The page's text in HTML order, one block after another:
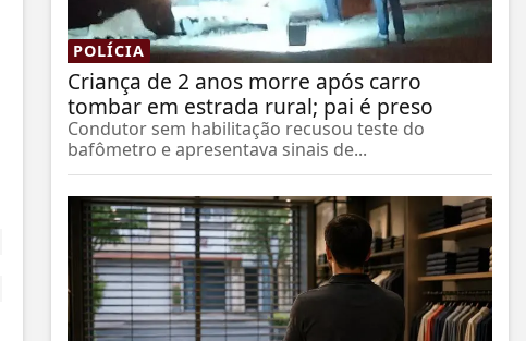
POLÍCIA
Criança de 2 anos morre após carro
tombar em estrada rural; pai é preso
Condutor sem habilitação recusou teste do
bafômetro e apresentava sinais de...